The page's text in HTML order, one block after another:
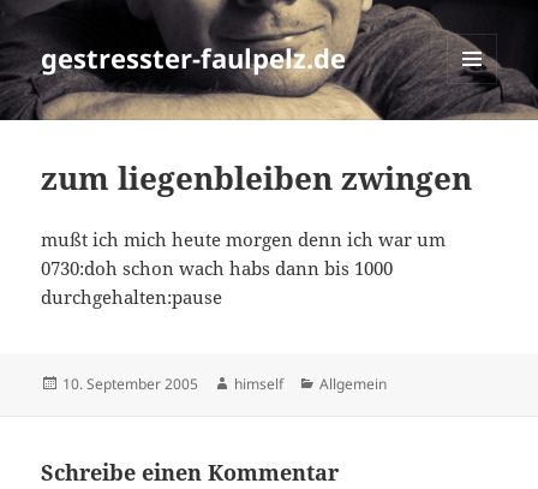
gestresster-faulpelz.de
MENÜ
UND
zum liegenbleiben zwingen
mußt ich mich heute morgen denn ich war um
0730:doh schon wach habs dann bis 1000
durchgehalten:pause
Veröffentlicht
10. September 2005 Autor
himself Kategorien
Allgemein
Schreibe einen Kommentar